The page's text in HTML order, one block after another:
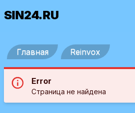
SIN24.RU
Главная Reinvox
Error
Страница не найдена